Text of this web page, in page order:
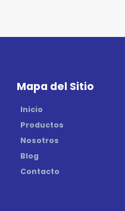
Mapa del Sitio
Inicio
Productos
Nosotros
Blog
Contacto